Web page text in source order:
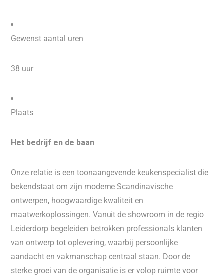
Gewenst aantal uren
38 uur
Plaats
Het bedrijf en de baan
Onze relatie is een toonaangevende keukenspecialist die
bekendstaat om zijn moderne Scandinavische
ontwerpen, hoogwaardige kwaliteit en
maatwerkoplossingen. Vanuit de showroom in de regio
Leiderdorp begeleiden betrokken professionals klanten
van ontwerp tot oplevering, waarbij persoonlijke
aandacht en vakmanschap centraal staan. Door de
sterke groei van de organisatie is er volop ruimte voor